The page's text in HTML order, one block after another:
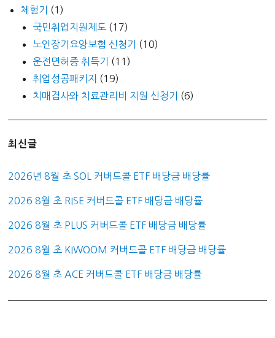
체험기
(1)
국민취업지원제도 (17)
노인장기요양보험 신청기
(10)
운전면허증 취득기
(11)
취업성공패키지
(19)
치매검사와 치료관리비 지원 신청기
(6)
최신글
2026년 8월 초 SOL 커버드콜 ETF 배당금 배당률
2026 8월 초 RISE 커버드콜 ETF 배당금 배당률
2026 8월 초 PLUS 커버드콜 ETF 배당금 배당률
2026 8월 초 KIWOOM 커버드콜 ETF 배당금 배당률
2026 8월 초 ACE 커버드콜 ETF 배당금 배당률